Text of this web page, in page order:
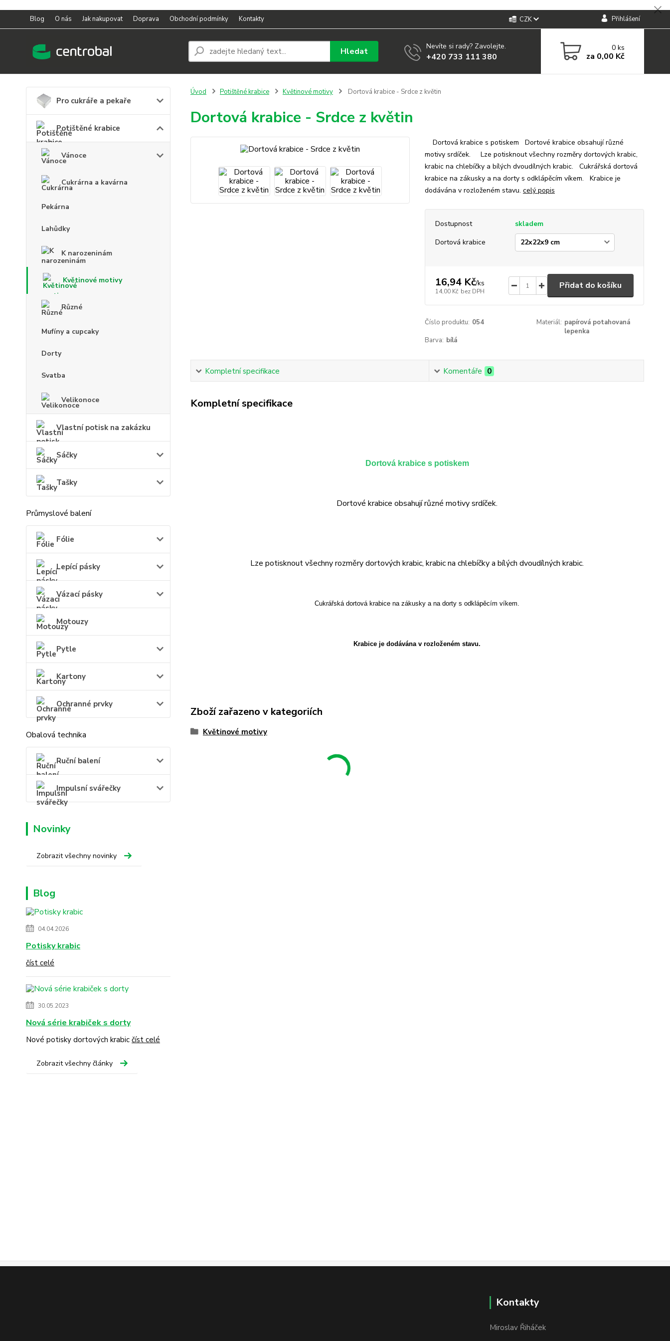
Blog O nás Jak nakupovat Doprava Obchodní podmínky Kontakty CZK Přihlášení
Hledat Nevíte si rady? Zavolejte.
+420 733 111 380
0ks
za 0,00 Kč
Pro cukráře a pekaře
Potištěné krabice
Vánoce
Cukrárna a kavárna
Pekárna
Lahůdky
K narozeninám
Květinové motivy
Různé
Mufíny a cupcaky
Dorty
Svatba
Velikonoce
Vlastní potisk na zakázku
Sáčky
Tašky
Průmyslové balení
Fólie
Lepící pásky
Vázací pásky
Motouzy
Pytle
Kartony
Ochranné prvky
Obalová technika
Ruční balení
Impulsní svářečky
Novinky
Zobrazit všechny novinky
Blog
04.04.2026
Potisky krabic
číst celé
30.05.2023
Nová série krabiček s dorty
Nové potisky dortových krabic číst celé
Zobrazit všechny články
Úvod Potištěné krabice Květinové motivy Dortová krabice - Srdce z květin
Dortová krabice - Srdce z květin
Dortová krabice s potiskem Dortové krabice obsahují různé
motivy srdíček. Lze potisknout všechny rozměry dortových krabic,
krabic na chlebíčky a bílých dvoudílných krabic. Cukrářská dortová
krabice na zákusky a na dorty s odklápěcím víkem. Krabice je
dodávána v rozloženém stavu. celý popis
Dostupnost
skladem
Dortová krabice
16,94 Kč/ks
14,00 Kč bez DPH
Přidat do košíku
Číslo produktu: 054 Materiál: papírová potahovaná
lepenka
Barva: bílá
Kompletní specifikace Komentáře 0
Kompletní specifikace
Dortová krabice s potiskem
Dortové krabice obsahují různé motivy srdíček.
Lze potisknout všechny rozměry dortových krabic, krabic na chlebíčky a bílých dvoudílných krabic.
Cukrářská dortová krabice na zákusky a na dorty s odklápěcím víkem.
Krabice je dodávána v rozloženém stavu.
Zboží zařazeno v kategoriích
Květinové motivy
Kontakty
Miroslav Řiháček